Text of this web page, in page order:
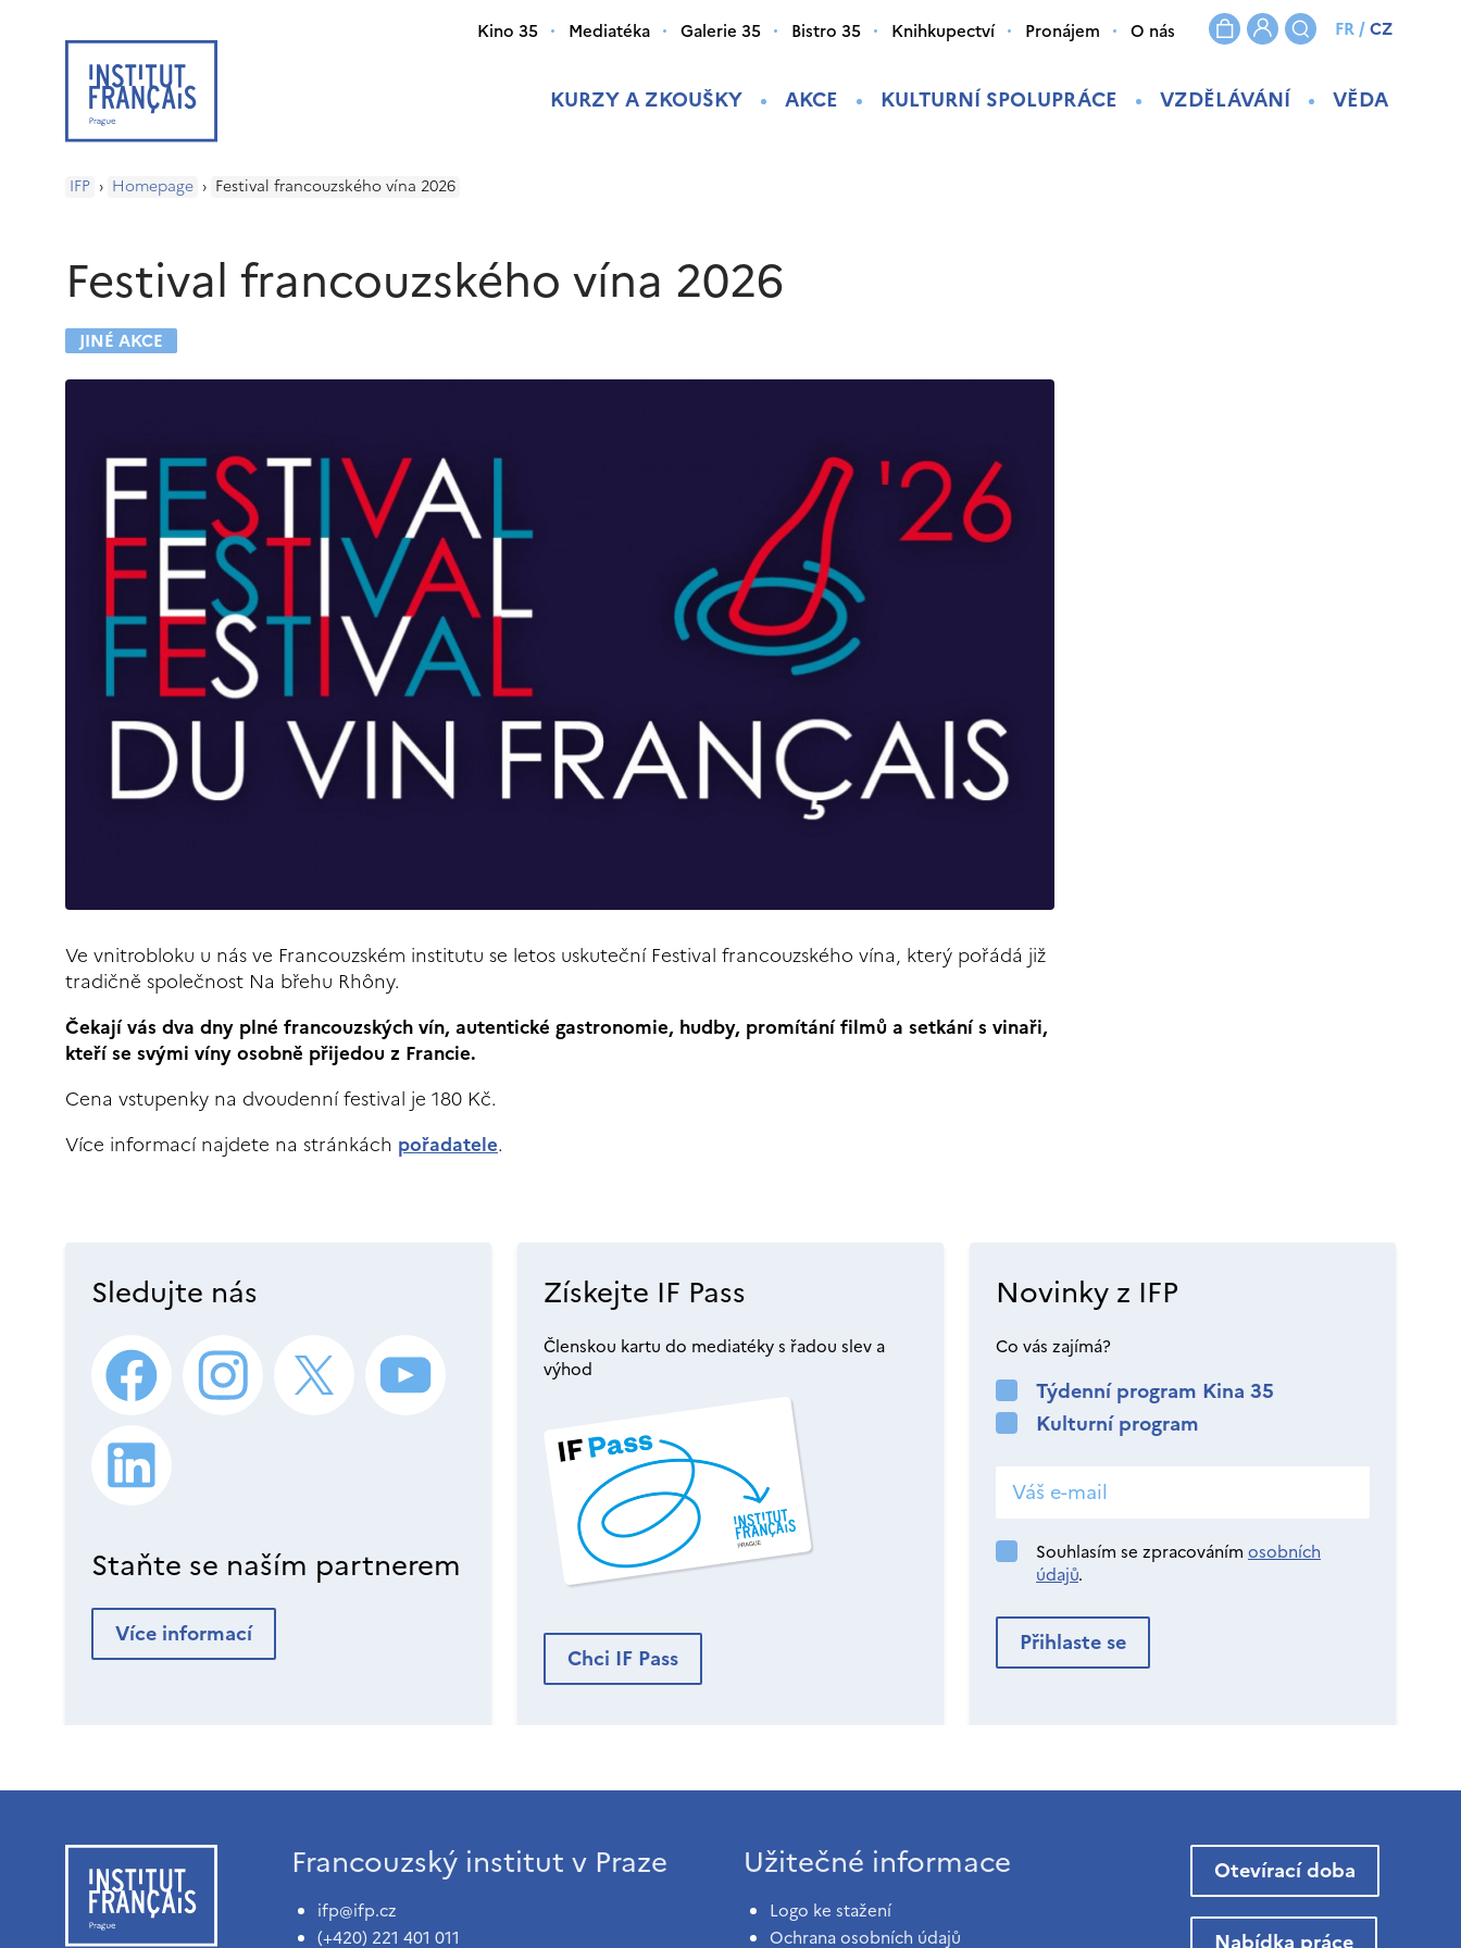
KURZY A ZKOUŠKY AKCE KULTURNÍ SPOLUPRÁCE VZDĚLÁVÁNÍ VĚDA
Kino 35 Mediatéka Galerie 35 Bistro 35 Knihkupectví Pronájem O nás FR/CZ
IFP › Homepage › Festival francouzského vína 2026
Festival francouzského vína 2026
JINÉ AKCE
Ve vnitrobloku u nás ve Francouzském institutu se letos uskuteční Festival francouzského vína, který pořádá již
tradičně společnost Na břehu Rhôny.
Čekají vás dva dny plné francouzských vín, autentické gastronomie, hudby, promítání filmů a setkání s vinaři,
kteří se svými víny osobně přijedou z Francie.
Cena vstupenky na dvoudenní festival je 180 Kč.
Více informací najdete na stránkách pořadatele.
Sledujte nás
Staňte se naším partnerem
Více informací
Získejte IF Pass
Členskou kartu do mediatéky s řadou slev a
výhod
Chci IF Pass
Novinky z IFP
Co vás zajímá?
Týdenní program Kina 35
Kulturní program
Souhlasím se zpracováním osobních
údajů.
Francouzský institut v Praze
ifp@ifp.cz
(+420) 221 401 011
Užitečné informace
Logo ke stažení
Ochrana osobních údajů
Otevírací doba
Nabídka práce